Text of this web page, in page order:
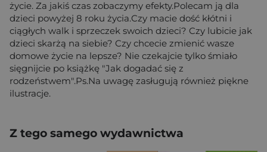
życie. Za jakiś czas zobaczymy efekty.Polecam ją dla
dzieci powyżej 8 roku życia.Czy macie dość kłótni i
ciągłych walk i sprzeczek swoich dzieci? Czy lubicie jak
dzieci skarżą na siebie? Czy chcecie zmienić wasze
domowe życie na lepsze? Nie czekajcie tylko śmiało
sięgnijcie po książkę "Jak dogadać się z
rodzeństwem".Ps.Na uwagę zasługują również piękne
ilustracje.
Z tego samego wydawnictwa